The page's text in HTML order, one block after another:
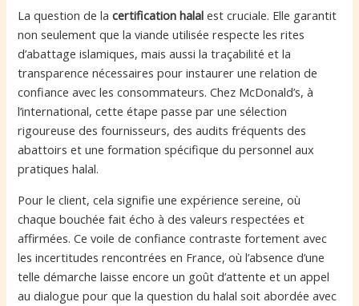
La question de lacertification halal est cruciale. Elle garantit
non seulement que la viande utilisée respecte les rites
d’abattage islamiques, mais aussi la traçabilité et la
transparence nécessaires pour instaurer une relation de
confiance avec les consommateurs. Chez McDonald’s, à
l’international, cette étape passe par une sélection
rigoureuse des fournisseurs, des audits fréquents des
abattoirs et une formation spécifique du personnel aux
pratiques halal.
Pour le client, cela signifie une expérience sereine, où
chaque bouchée fait écho à des valeurs respectées et
affirmées. Ce voile de confiance contraste fortement avec
les incertitudes rencontrées en France, où l’absence d’une
telle démarche laisse encore un goût d’attente et un appel
au dialogue pour que la question du halal soit abordée avec